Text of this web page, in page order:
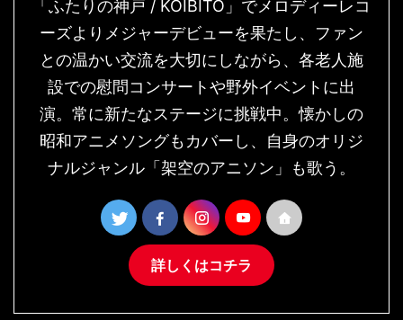
「ふたりの神戸 / KOIBITO」でメロディーレコ
ーズよりメジャーデビューを果たし、ファン
との温かい交流を大切にしながら、各老人施
設での慰問コンサートや野外イベントに出
演。常に新たなステージに挑戦中。懐かしの
昭和アニメソングもカバーし、自身のオリジ
ナルジャンル「架空のアニソン」も歌う。
詳しくはコチラ